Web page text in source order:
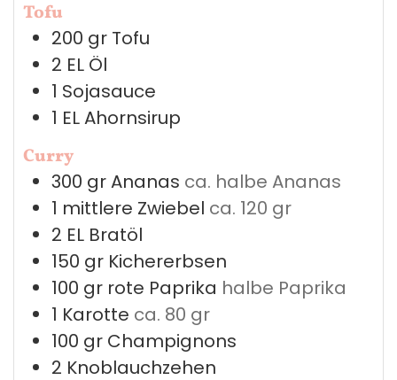
Tofu
200 gr Tofu
2 EL Öl
1 Sojasauce
1 ELAhornsirup
Curry
300 grAnanas ca. halbe Ananas
1 mittlere Zwiebel ca. 120 gr
2 EL Bratöl
150 gr Kichererbsen
100 gr rote Paprika halbe Paprika
1 Karotte ca. 80 gr
100 gr Champignons
2 Knoblauchzehen